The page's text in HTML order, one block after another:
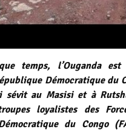
temps, l’Ouganda
Démocratique du
au Masisi et à
loyalistes des
du Congo